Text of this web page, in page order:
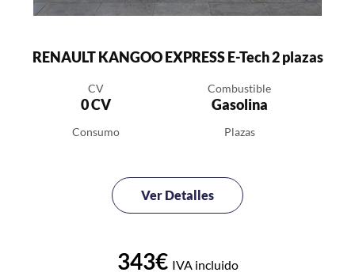
RENAULT KANGOO EXPRESS E-Tech 2 plazas
CV
0 CV
Combustible
Gasolina
Consumo Plazas
Ver Detalles
343€ IVA incluido